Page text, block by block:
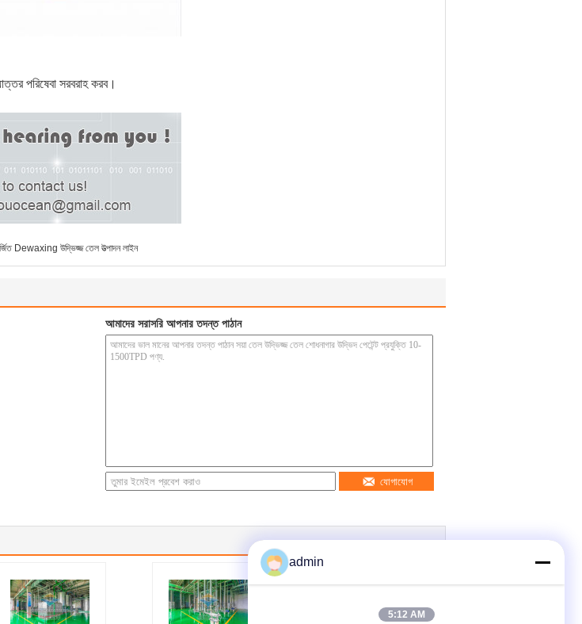
পরিষেবা সরবরাহ করব।
Dewaxing উদ্ভিজ্জ তেল উত্পাদন লাইন
আমাদের সরাসরি আপনার তদন্ত পাঠান
যোগাযোগ
admin
5:12 AM